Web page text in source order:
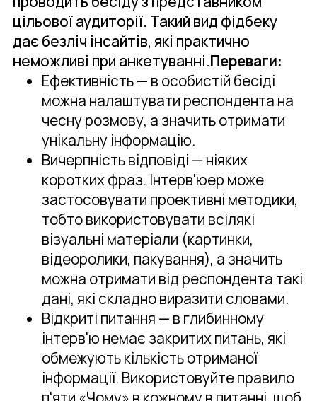
цільової аудиторії. Такий вид фідбеку
дає безліч інсайтів, які практично
неможливі при анкетуванні.Переваги:
Ефективність — в особистій бесіді
можна налаштувати респондента на
чесну розмову, а значить отримати
унікальну інформацію.
Вичерпність відповіді — ніяких
коротких фраз. Інтерв'юер може
застосовувати проективні методики,
тобто використовувати всілякі
візуальні матеріали (картинки,
відеоролики, пакування), а значить
можна отримати від респондента такі
дані, які складно виразити словами.
Відкриті питання — в глибинному
інтерв'ю немає закритих питань, які
обмежують кількість отриманої
інформації. Використовуйте правило